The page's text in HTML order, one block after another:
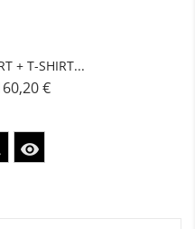
+ T-SHIRT...
€
